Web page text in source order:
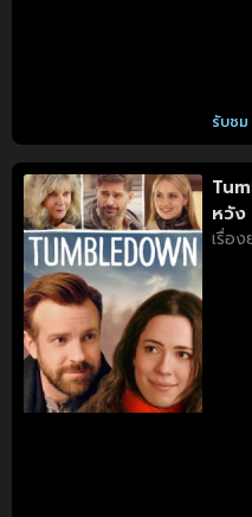
รับชม
หวัง
เรื่อ